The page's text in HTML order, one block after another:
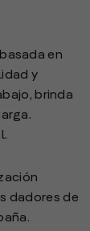
en
y
brinda
dadores de